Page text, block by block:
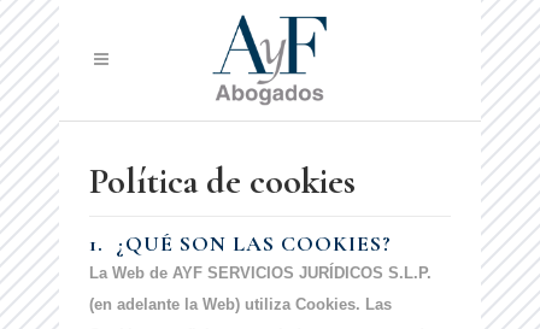
Política de cookies
1. ¿QUÉ SON LAS COOKIES?
La Web de AYF SERVICIOS JURÍDICOS S.L.P.
(en adelante la Web) utiliza Cookies. Las